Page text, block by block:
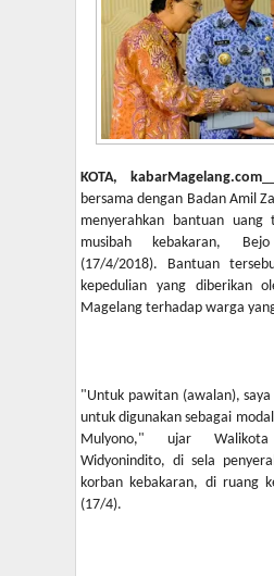
KOTA, kabarMagelang.com
bersama dengan Badan Amil
menyerahkan bantuan uang
musibah kebakaran,
(17/4/2018). Bantuan
kepedulian yang diberikan
Magelang terhadap warga
"Untuk pawitan (awalan),
untuk digunakan sebagai
Mulyono," ujar
Widyonindito, di sela
korban kebakaran, di ruang
(17/4).